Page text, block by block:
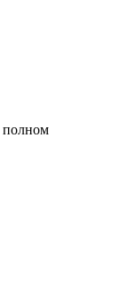
полном